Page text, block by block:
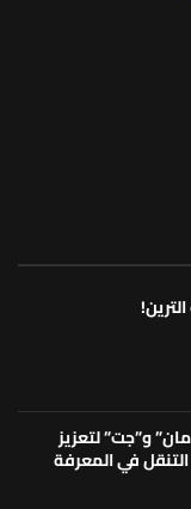
و”جت” لتعزيز
في المعرفة